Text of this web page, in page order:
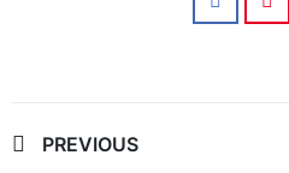
Post
PREVIOUS